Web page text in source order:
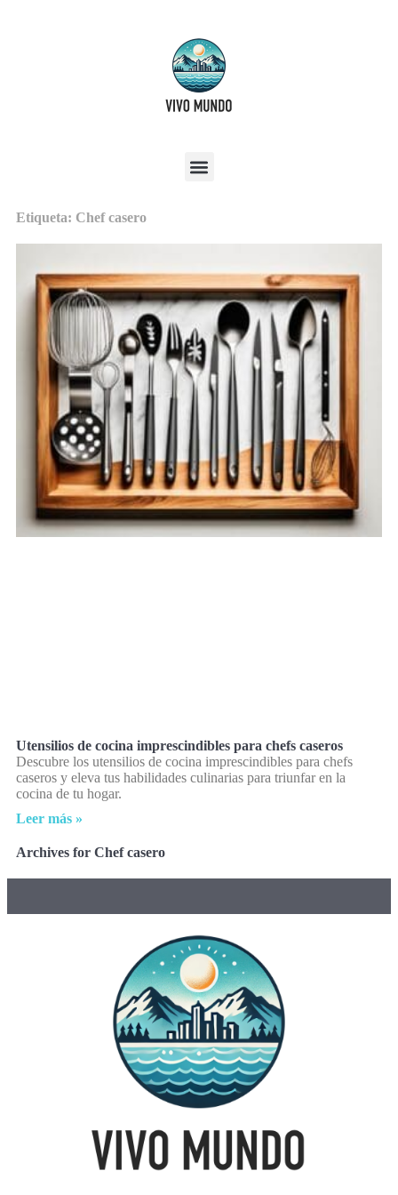
Etiqueta: Chef casero
Utensilios de cocina imprescindibles para chefs caseros
Descubre los utensilios de cocina imprescindibles para chefs
caseros y eleva tus habilidades culinarias para triunfar en la
cocina de tu hogar.
Leer más »
Archives for Chef casero